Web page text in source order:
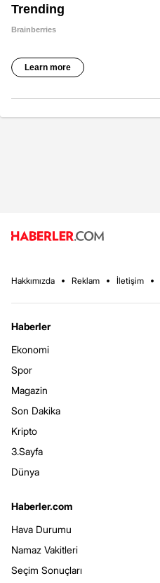
Hakkımızda Reklam İletişim
Haberler
Ekonomi
Spor
Magazin
Son Dakika
Kripto
3.Sayfa
Dünya
Haberler.com
Hava Durumu
Namaz Vakitleri
Seçim Sonuçları